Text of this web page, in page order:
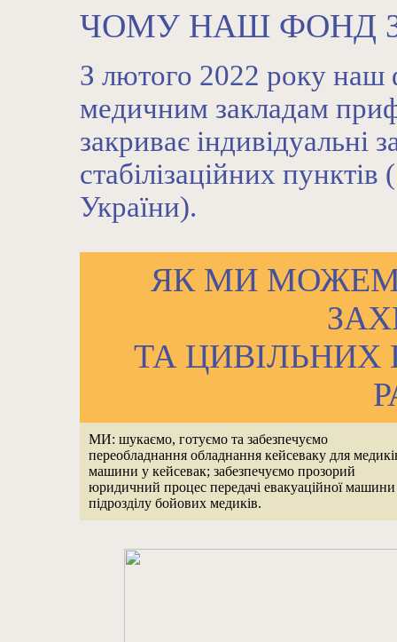
ЧОМУ НАШ ФОНД
З лютого 2022 року наш
медичним закладам
закриває індивідуальні
стабілізаційних
України).
ЯК МИ
ТА ЦИВІЛЬНИХ
МИ: шукаємо, готуємо та забезпечуємо
переобладнання обладнання кейсеваку для
машини у кейсевак; забезпечуємо прозорий
юридичний процес передачі евакуаційної
підрозділу бойових медиків.